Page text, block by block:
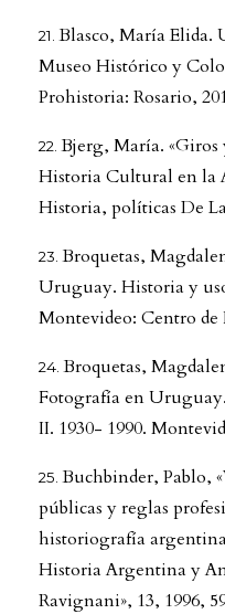
Blasco, María Elida.
Museo Histórico y
Prohistoria: Rosario,
Bjerg, María. «Giros
Historia Cultural en la
Historia, políticas De
Broquetas,
Uruguay. Historia y
Montevideo: Centro de
Broquetas,
Fotografía en
II. 1930- 1990.
Buchbinder, Pablo,
públicas y reglas
historiografía
Historia Argentina y
Ravignani», 13, 1996,